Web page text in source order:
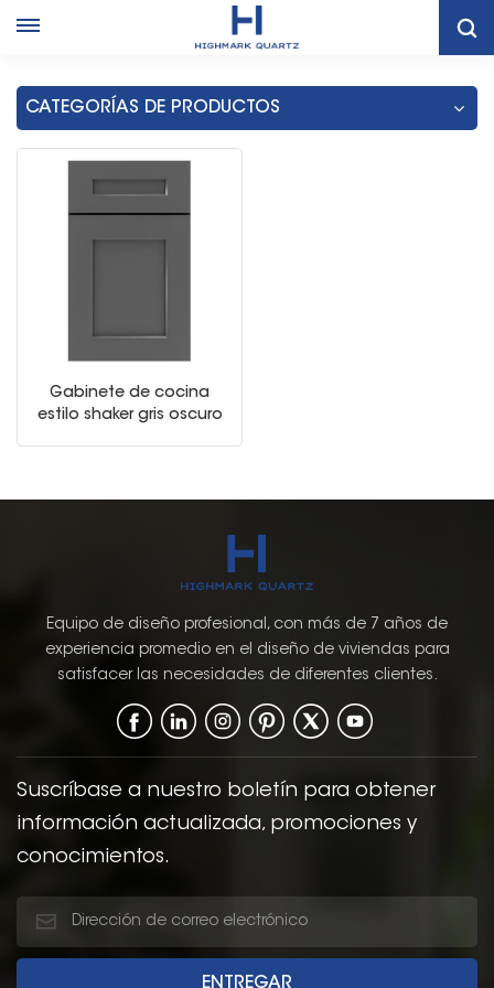
Mueble De Cocina Gris Tailandés Moderno
CATEGORÍAS DE PRODUCTOS
Gabinete de cocina
estilo shaker gris oscuro
Equipo de diseño profesional, con más de 7 años de
experiencia promedio en el diseño de viviendas para
satisfacer las necesidades de diferentes clientes.
Suscríbase a nuestro boletín para obtener
información actualizada, promociones y
conocimientos.